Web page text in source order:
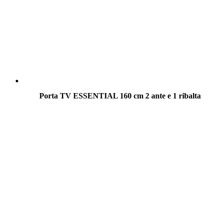
Porta TV ESSENTIAL 160 cm 2 ante e 1 ribalta